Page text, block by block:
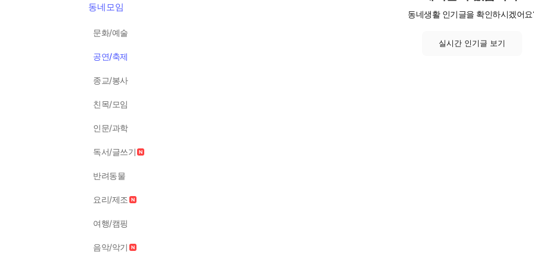
동네모임
문화/예술
공연/축제
종교/봉사
친목/모임
인문/과학
독서/글쓰기
반려동물
요리/제조
여행/캠핑
음악/악기
동네생활 인기글을 확인하시겠어요
실시간 인기글 보기